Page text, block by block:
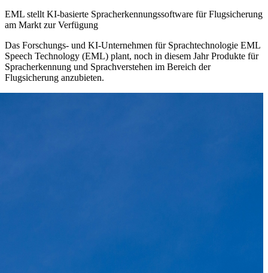
EML stellt KI-basierte Spracherkennungssoftware für Flugsicherung
am Markt zur Verfügung
Das Forschungs- und KI-Unternehmen für Sprachtechnologie EML
Speech Technology (EML) plant, noch in diesem Jahr Produkte für
Spracherkennung und Sprachverstehen im Bereich der
Flugsicherung anzubieten.